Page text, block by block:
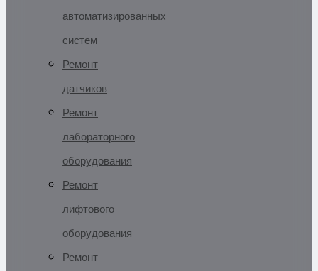
автоматизированных
систем
Ремонт
датчиков
Ремонт
лабораторного
оборудования
Ремонт
лифтового
оборудования
Ремонт